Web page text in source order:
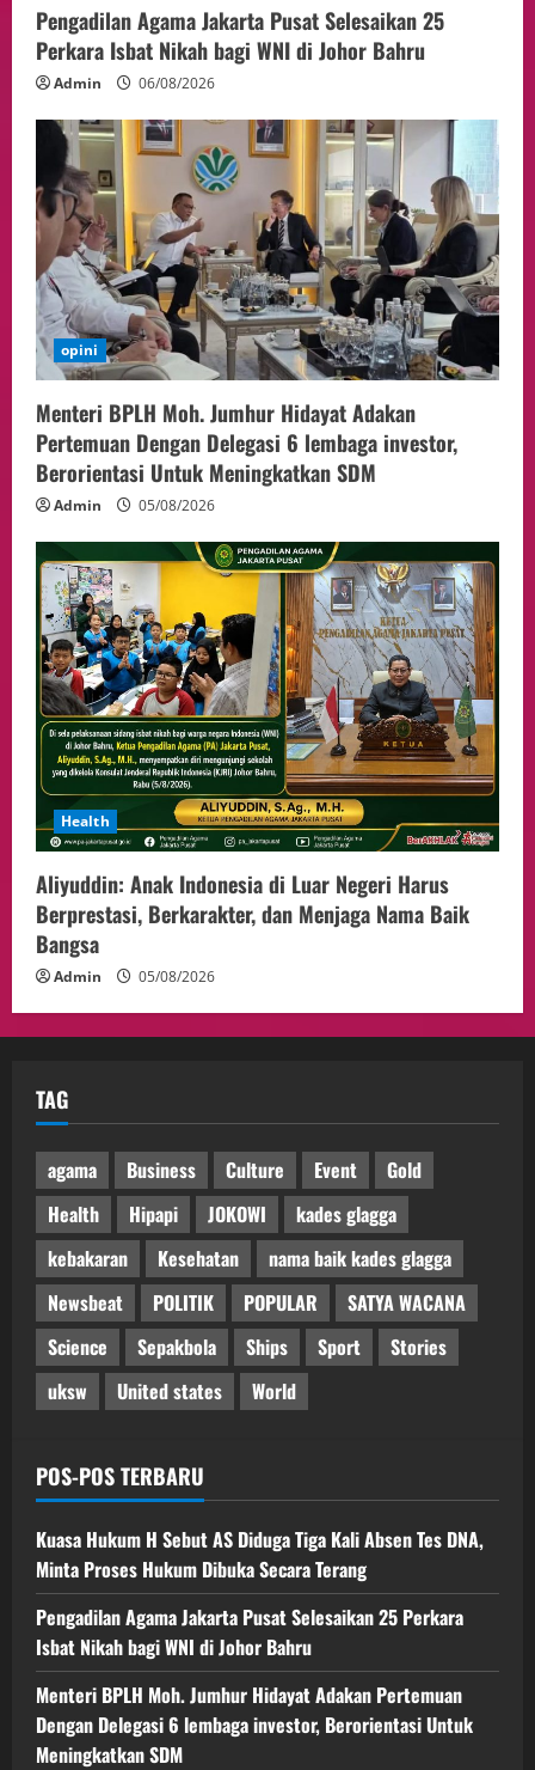
Pengadilan Agama Jakarta Pusat Selesaikan 25
Perkara Isbat Nikah bagi WNI di Johor Bahru
Admin 06/08/2026
opini
Menteri BPLH Moh. Jumhur Hidayat Adakan
Pertemuan Dengan Delegasi 6 lembaga investor,
Berorientasi Untuk Meningkatkan SDM
Admin 05/08/2026
Health
Aliyuddin: Anak Indonesia di Luar Negeri Harus
Berprestasi, Berkarakter, dan Menjaga Nama Baik
Bangsa
Admin 05/08/2026
TAG
agama Business Culture Event
Gold
Health
Hipapi JOKOWI
kades glagga
kebakaran
Kesehatan
nama baik kades glagga
Newsbeat
POLITIK POPULAR
SATYA WACANA
Science
Sepakbola Ships Sport
Stories
uksw
United states World
POS-POS TERBARU
Kuasa Hukum H Sebut AS Diduga Tiga Kali Absen Tes DNA,
Minta Proses Hukum Dibuka Secara Terang
Pengadilan Agama Jakarta Pusat Selesaikan 25 Perkara
Isbat Nikah bagi WNI di Johor Bahru
Menteri BPLH Moh. Jumhur Hidayat Adakan Pertemuan
Dengan Delegasi 6 lembaga investor, Berorientasi Untuk
Meningkatkan SDM